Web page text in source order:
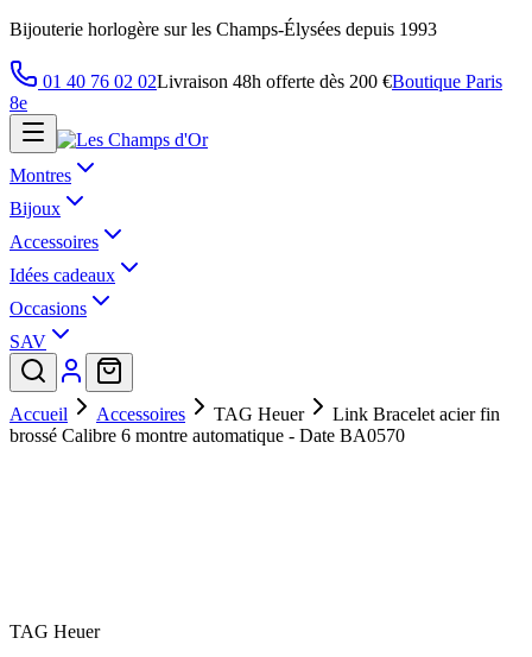
Bijouterie horlogère sur les Champs-Élysées depuis 1993
01 40 76 02 02Livraison 48h offerte dès 200 €Boutique Paris
8e
Montres
Bijoux
Accessoires
Idées cadeaux
Occasions
SAV
Accueil Accessoires TAG Heuer
Link Bracelet acier fin
brossé Calibre 6 montre automatique - Date BA0570
TAG Heuer